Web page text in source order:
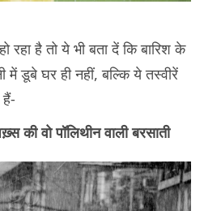
रहा है तो ये भी बता दें कि बारिश के
में डूबे घर ही नहीं, बल्कि ये तस्वीरें
की वो पॉलिथीन वाली बरसाती